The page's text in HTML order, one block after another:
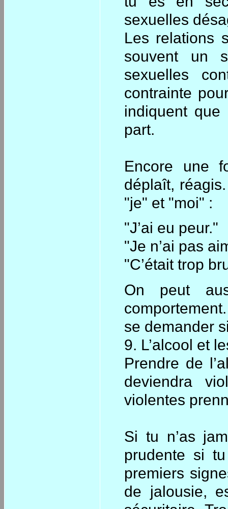
sexuelles
Les relations
souvent un
sexuelles
contrainte
indiquent que
part.
Encore une
déplaît,
"je" et "moi" :
"J’ai eu peur."
"Je n’ai pas
"C’était trop
On peut
se demander
9. L’alcool et
Prendre de
deviendra
violentes
Si tu n’as
prudente si
premiers
de jalousie,